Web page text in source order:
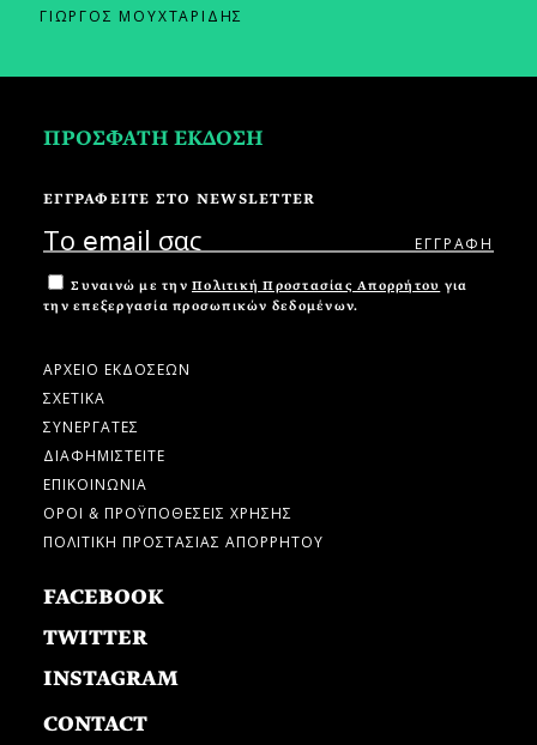
ΓΙΩΡΓΟΣ ΜΟΥΧΤΑΡΙΔΗΣ
ΠΡΟΣΦΑΤΗ ΕΚΔΟΣΗ
ΕΓΓΡΑΦΕΙΤΕ ΣΤΟ NEWSLETTER
Συναινώ με την Πολιτική Προστασίας Απορρήτου για
την επεξεργασία προσωπικών δεδομένων.
ΑΡΧΕΙΟ ΕΚΔΟΣΕΩΝ
ΣΧΕΤΙΚΑ
ΣΥΝΕΡΓΑΤΕΣ
ΔΙΑΦΗΜΙΣΤΕΙΤΕ
ΕΠΙΚΟΙΝΩΝΙΑ
ΟΡΟΙ & ΠΡΟΫΠΟΘΕΣΕΙΣ ΧΡΗΣΗΣ
ΠΟΛΙΤΙΚΗ ΠΡΟΣΤΑΣΙΑΣ ΑΠΟΡΡΗΤΟΥ
FACEBOOK
TWITTER
INSTAGRAM
CONTACT